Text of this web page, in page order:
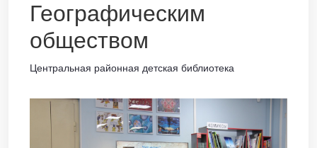
Географическим
обществом
Центральная районная детская библиотека